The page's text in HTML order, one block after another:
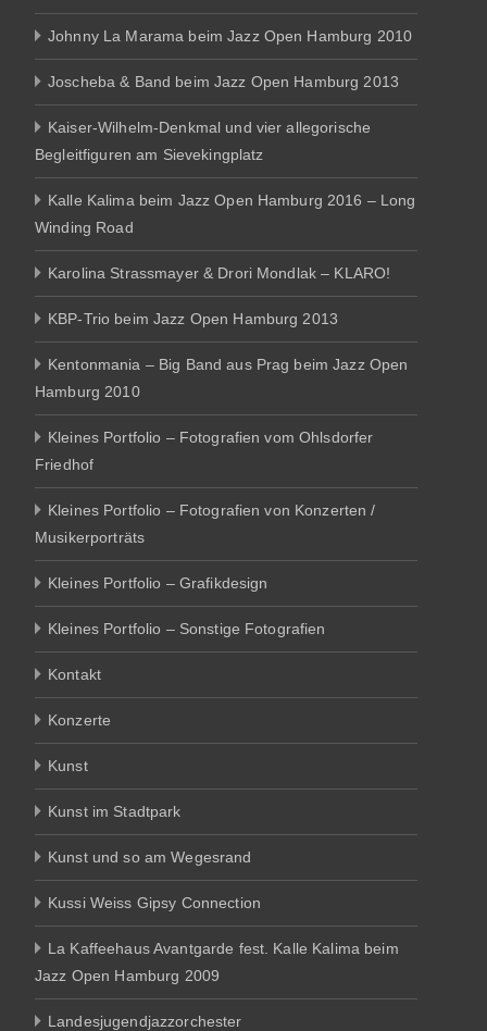
Johnny La Marama beim Jazz Open Hamburg 2010
Joscheba & Band beim Jazz Open Hamburg 2013
Kaiser-Wilhelm-Denkmal und vier allegorische
Begleitfiguren am Sievekingplatz
Kalle Kalima beim Jazz Open Hamburg 2016 – Long
Winding Road
Karolina Strassmayer & Drori Mondlak – KLARO!
KBP-Trio beim Jazz Open Hamburg 2013
Kentonmania – Big Band aus Prag beim Jazz Open
Hamburg 2010
Kleines Portfolio – Fotografien vom Ohlsdorfer
Friedhof
Kleines Portfolio – Fotografien von Konzerten /
Musikerporträts
Kleines Portfolio – Grafikdesign
Kleines Portfolio – Sonstige Fotografien
Kontakt
Konzerte
Kunst
Kunst im Stadtpark
Kunst und so am Wegesrand
Kussi Weiss Gipsy Connection
La Kaffeehaus Avantgarde fest. Kalle Kalima beim
Jazz Open Hamburg 2009
Landesjugendjazzorchester